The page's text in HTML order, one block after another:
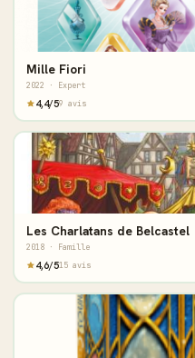
Mille Fiori
2022 · Expert
4,4/59 avis
Les Charlatans de Belcastel
2018 · Famille
4,6/515 avis